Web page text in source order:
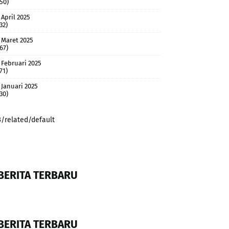
April 2025
Maret 2025
Februari 2025
Januari 2025
related/default
TERBARU
TERBARU